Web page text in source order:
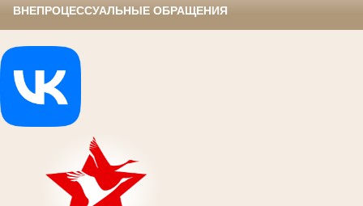
ВНЕПРОЦЕССУАЛЬНЫЕ ОБРАЩЕНИЯ